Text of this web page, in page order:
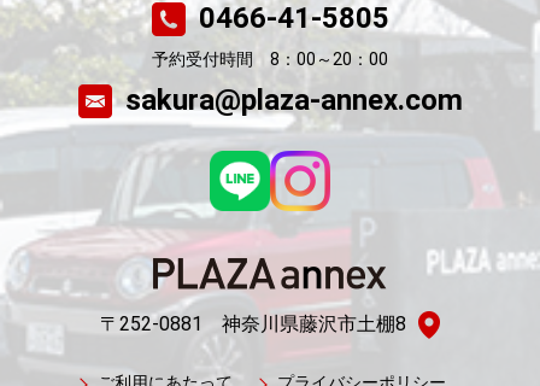
0466-41-5805
予約受付時間 8：00～20：00
sakura@plaza-annex.com
〒252-0881 神奈川県藤沢市土棚8